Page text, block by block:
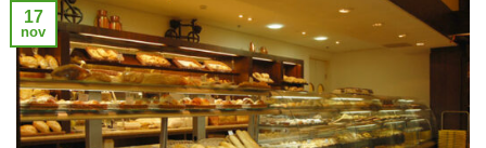
17
nov